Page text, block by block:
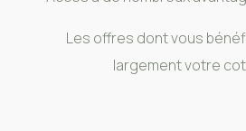
Les offres dont vous
largement votre